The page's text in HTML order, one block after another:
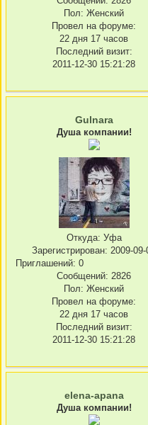
Пол: Женский
Провел на форуме:
22 дня 17 часов
Последний визит:
2011-12-30 15:21:28
Gulnara
Душа компании!
Откуда: Уфа
Зарегистрирован: 2009-09-
Приглашений: 0
Сообщений: 2826
Пол: Женский
Провел на форуме:
22 дня 17 часов
Последний визит:
2011-12-30 15:21:28
elena-apana
Душа компании!